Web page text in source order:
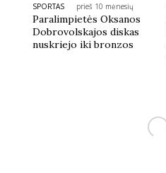
SPORTAS prieš 10 mėnesių
Paralimpietės Oksanos
Dobrovolskajos diskas
nuskriejo iki bronzos